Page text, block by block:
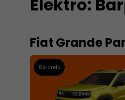
Elektro:
Fiat Grande
Barpreis